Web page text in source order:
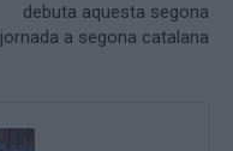
debuta aquesta segona
jornada a segona catalana